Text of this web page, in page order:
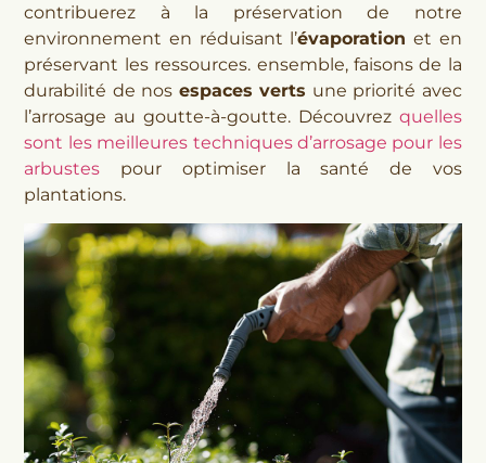
contribuerez à la préservation de notre
environnement en réduisant l’évaporation et en
préservant les ressources. ensemble, faisons de la
durabilité de nos espaces verts une priorité avec
l’arrosage au goutte-à-goutte. Découvrez quelles
sont les meilleures techniques d’arrosage pour les
arbustes pour optimiser la santé de vos
plantations.